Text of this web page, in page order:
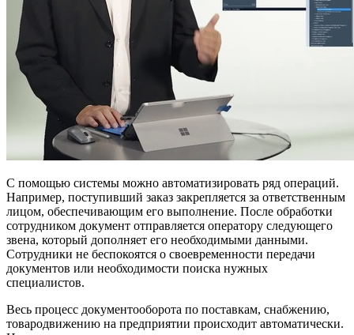
С помощью системы можно автоматизировать ряд операций.
Например, поступивший заказ закрепляется за ответственным
лицом, обеспечивающим его выполнение. После обработки
сотрудником документ отправляется оператору следующего
звена, который дополняет его необходимыми данными.
Сотрудники не беспокоятся о своевременности передачи
документов или необходимости поиска нужных
специалистов.
Весь процесс документооборота по поставкам, снабжению,
товародвижению на предприятии происходит автоматически.